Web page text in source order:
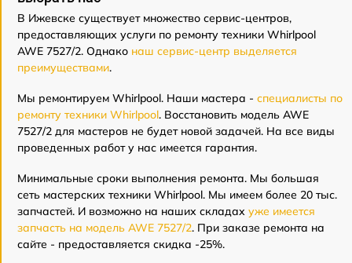
В Ижевске существует множество сервис-центров,
предоставляющих услуги по ремонту техники Whirlpool
AWE 7527/2. Однако наш сервис-центр выделяется
преимуществами.
Мы ремонтируем Whirlpool. Наши мастера - специалисты по
ремонту техники Whirlpool. Восстановить модель AWE
7527/2 для мастеров не будет новой задачей. На все виды
проведенных работ у нас имеется гарантия.
Минимальные сроки выполнения ремонта. Мы большая
сеть мастерских техники Whirlpool. Мы имеем более 20 тыс.
запчастей. И возможно на наших складах уже имеется
запчасть на модель AWE 7527/2. При заказе ремонта на
сайте - предоставляется скидка -25%.